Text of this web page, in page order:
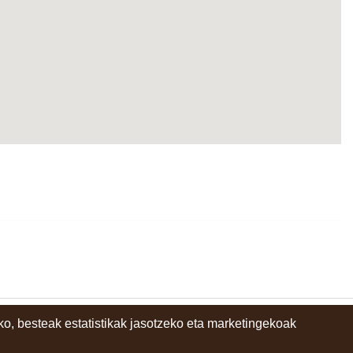
besteak estatistikak jasotzeko eta marketingekoak
instagram
facebook